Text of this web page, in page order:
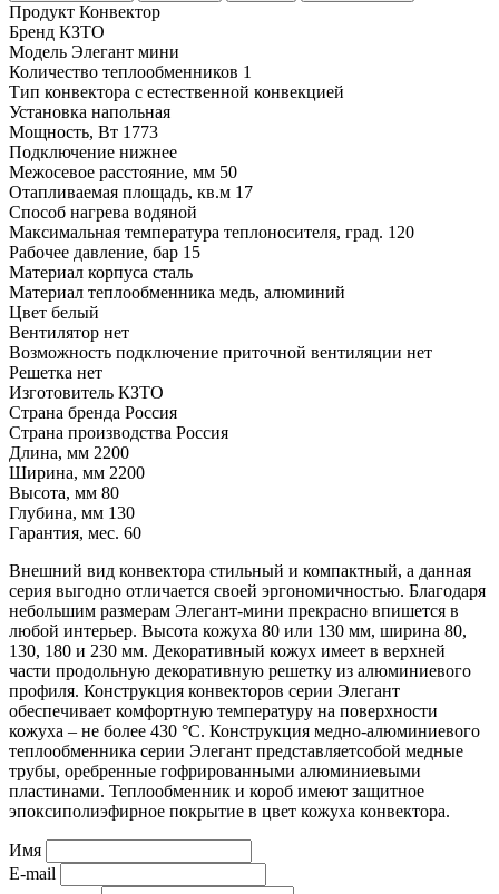
Продукт Конвектор
Бренд КЗТО
Модель Элегант мини
Количество теплообменников 1
Тип конвектора с естественной конвекцией
Установка напольная
Мощность, Вт 1773
Подключение нижнее
Межосевое расстояние, мм 50
Отапливаемая площадь, кв.м 17
Способ нагрева водяной
Максимальная температура теплоносителя, град. 120
Рабочее давление, бар 15
Материал корпуса сталь
Материал теплообменника медь, алюминий
Цвет белый
Вентилятор нет
Возможность подключение приточной вентиляции нет
Решетка нет
Изготовитель КЗТО
Страна бренда Россия
Страна производства Россия
Длина, мм 2200
Ширина, мм 2200
Высота, мм 80
Глубина, мм 130
Гарантия, мес. 60
Внешний вид конвектора стильный и компактный, а данная
серия выгодно отличается своей эргономичностью. Благодаря
небольшим размерам Элегант-мини прекрасно впишется в
любой интерьер. Высота кожуха 80 или 130 мм, ширина 80,
130, 180 и 230 мм. Декоративный кожух имеет в верхней
части продольную декоративную решетку из алюминиевого
профиля. Конструкция конвекторов серии Элегант
обеспечивает комфортную температуру на поверхности
кожуха – не более 430 °С. Конструкция медно-алюминиевого
теплообменника серии Элегант представляетсобой медные
трубы, оребренные гофрированными алюминиевыми
пластинами. Теплообменник и короб имеют защитное
эпоксиполиэфирное покрытие в цвет кожуха конвектора.
Имя
E-mail